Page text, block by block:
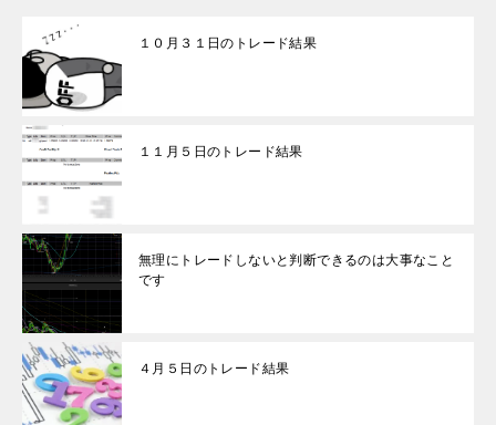
１０月３１日のトレード結果
１１月５日のトレード結果
無理にトレードしないと判断できるのは大事なこと
です
４月５日のトレード結果